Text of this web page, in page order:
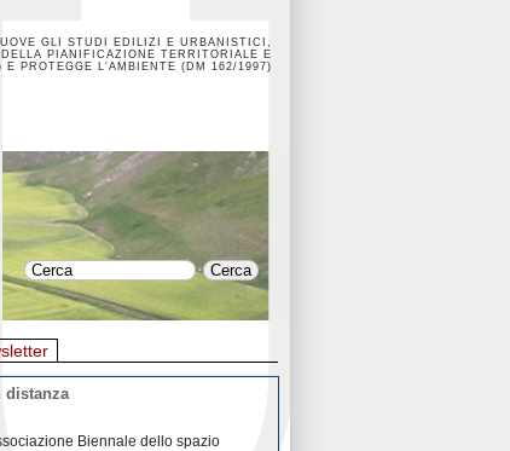
GLI STUDI EDILIZI E URBANISTICI,
PIANIFICAZIONE TERRITORIALE E
E PROTEGGE L'AMBIENTE (DM 162/1997)
distanza
Biennale dello spazio